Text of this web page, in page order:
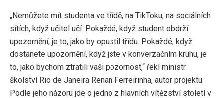
„Nemůžete mít studenta ve třídě, na TikToku, na sociálních
sítích, když učitel učí. Pokaždé, když student obdrží
upozornění, je to, jako by opustil třídu. Pokaždé, když
dostanete upozornění, když jste v konverzačním kruhu, je
to, jako bychom ztratili vaši pozornost,“ řekl ministr
školství Rio de Janeira Renan Ferreirinha, autor projektu.
Podle jeho názoru jde o jedno z hlavních vítězství století v